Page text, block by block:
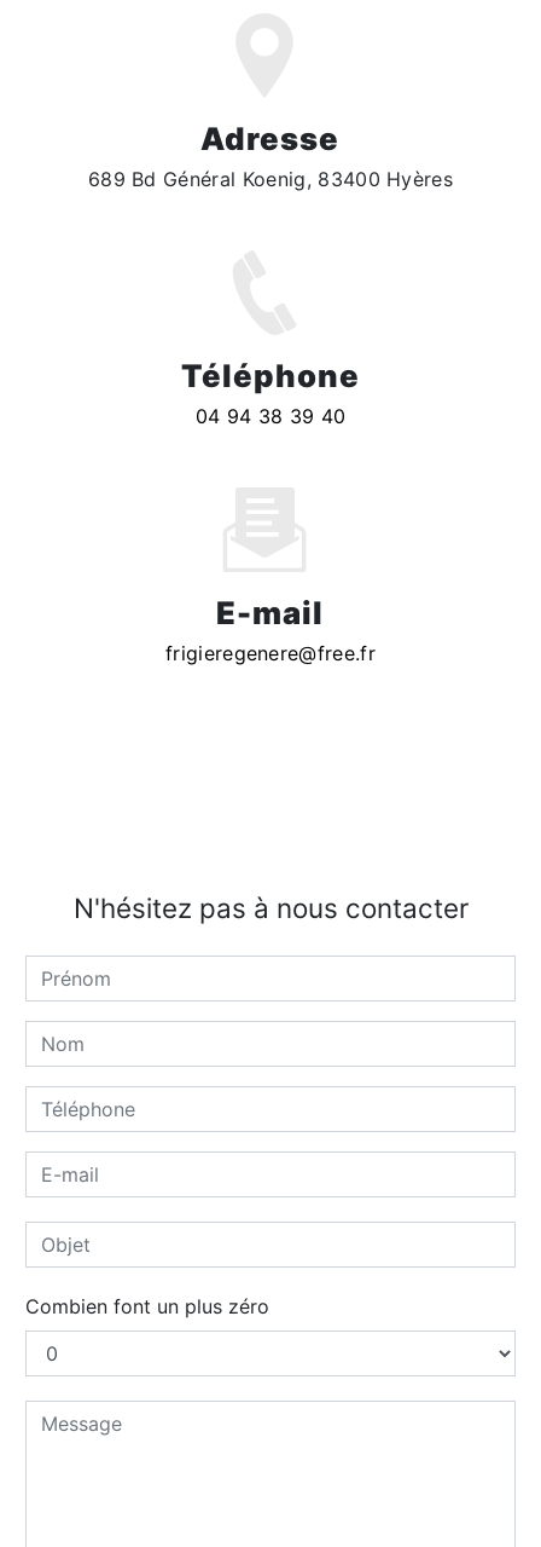
Adresse
689 Bd Général Koenig, 83400 Hyères
Téléphone
04 94 38 39 40
E-mail
frigieregenere@free.fr
N'hésitez pas à nous contacter
Combien font un plus zéro